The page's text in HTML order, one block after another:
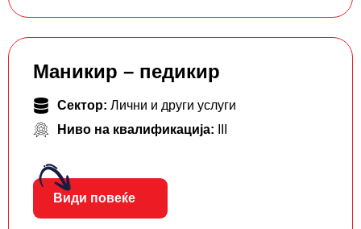
Маникир – педикир
Сектор: Лични и други услуги
Ниво на квалификација:
Види повеќе